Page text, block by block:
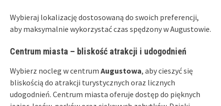
Wybieraj lokalizację dostosowaną do swoich preferencji,
aby maksymalnie wykorzystać czas spędzony w Augustowie.
Centrum miasta – bliskość atrakcji i udogodnień
Wybierz nocleg w centrum Augustowa, aby cieszyć się
bliskością do atrakcji turystycznych oraz licznych
udogodnień. Centrum miasta oferuje dostęp do pięknych